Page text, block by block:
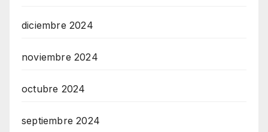
diciembre 2024
noviembre 2024
octubre 2024
septiembre 2024